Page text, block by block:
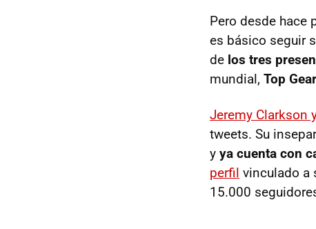
Pero desde hace
es básico seguir
de los tres
mundial, Top Gear
Jeremy Clarkson
tweets. Su
y ya cuenta con
perfil vinculado a
15.000